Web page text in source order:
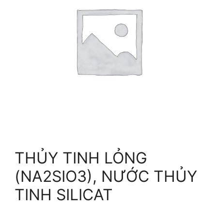
THỦY TINH LỎNG
(NA2SIO3), NƯỚC THỦY
TINH SILICAT